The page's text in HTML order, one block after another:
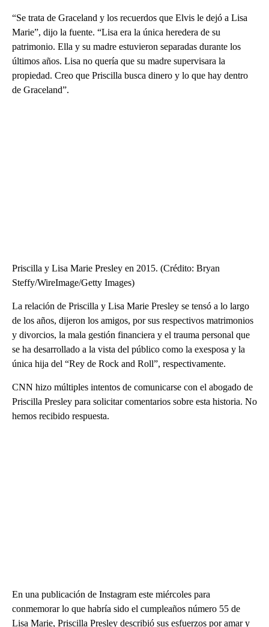
“Se trata de Graceland y los recuerdos que Elvis le dejó a Lisa
Marie”, dijo la fuente. “Lisa era la única heredera de su
patrimonio. Ella y su madre estuvieron separadas durante los
últimos años. Lisa no quería que su madre supervisara la
propiedad. Creo que Priscilla busca dinero y lo que hay dentro
de Graceland”.
Priscilla y Lisa Marie Presley en 2015. (Crédito: Bryan
Steffy/WireImage/Getty Images)
La relación de Priscilla y Lisa Marie Presley se tensó a lo largo
de los años, dijeron los amigos, por sus respectivos matrimonios
y divorcios, la mala gestión financiera y el trauma personal que
se ha desarrollado a la vista del público como la exesposa y la
única hija del “Rey de Rock and Roll”, respectivamente.
CNN hizo múltiples intentos de comunicarse con el abogado de
Priscilla Presley para solicitar comentarios sobre esta historia. No
hemos recibido respuesta.
En una publicación de Instagram este miércoles para
conmemorar lo que habría sido el cumpleaños número 55 de
Lisa Marie, Priscilla Presley describió sus esfuerzos por amar y